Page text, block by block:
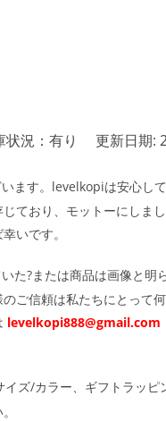
状況：有り 更新日期:
ます。levelkopiは安心し
ており、モットーにしま
いです。
た?または商品は画像と明
ご信頼は私たちにとって何
levelkopi888@gmail.com
ズ/カラー、ギフトラッピ